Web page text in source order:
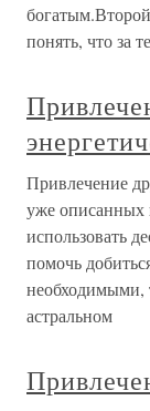
богатым.Второй
понять, что за
Привлечение
уже описанных
использовать
помочь
необходимыми,
астральном